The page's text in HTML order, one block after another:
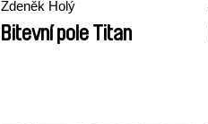
Zdeněk Holý
Bitevní pole Titan